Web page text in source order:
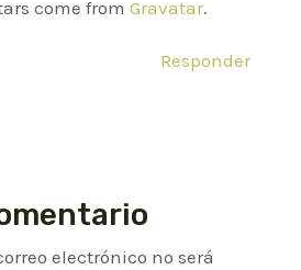
come from Gravatar.
Responder
electrónico no será